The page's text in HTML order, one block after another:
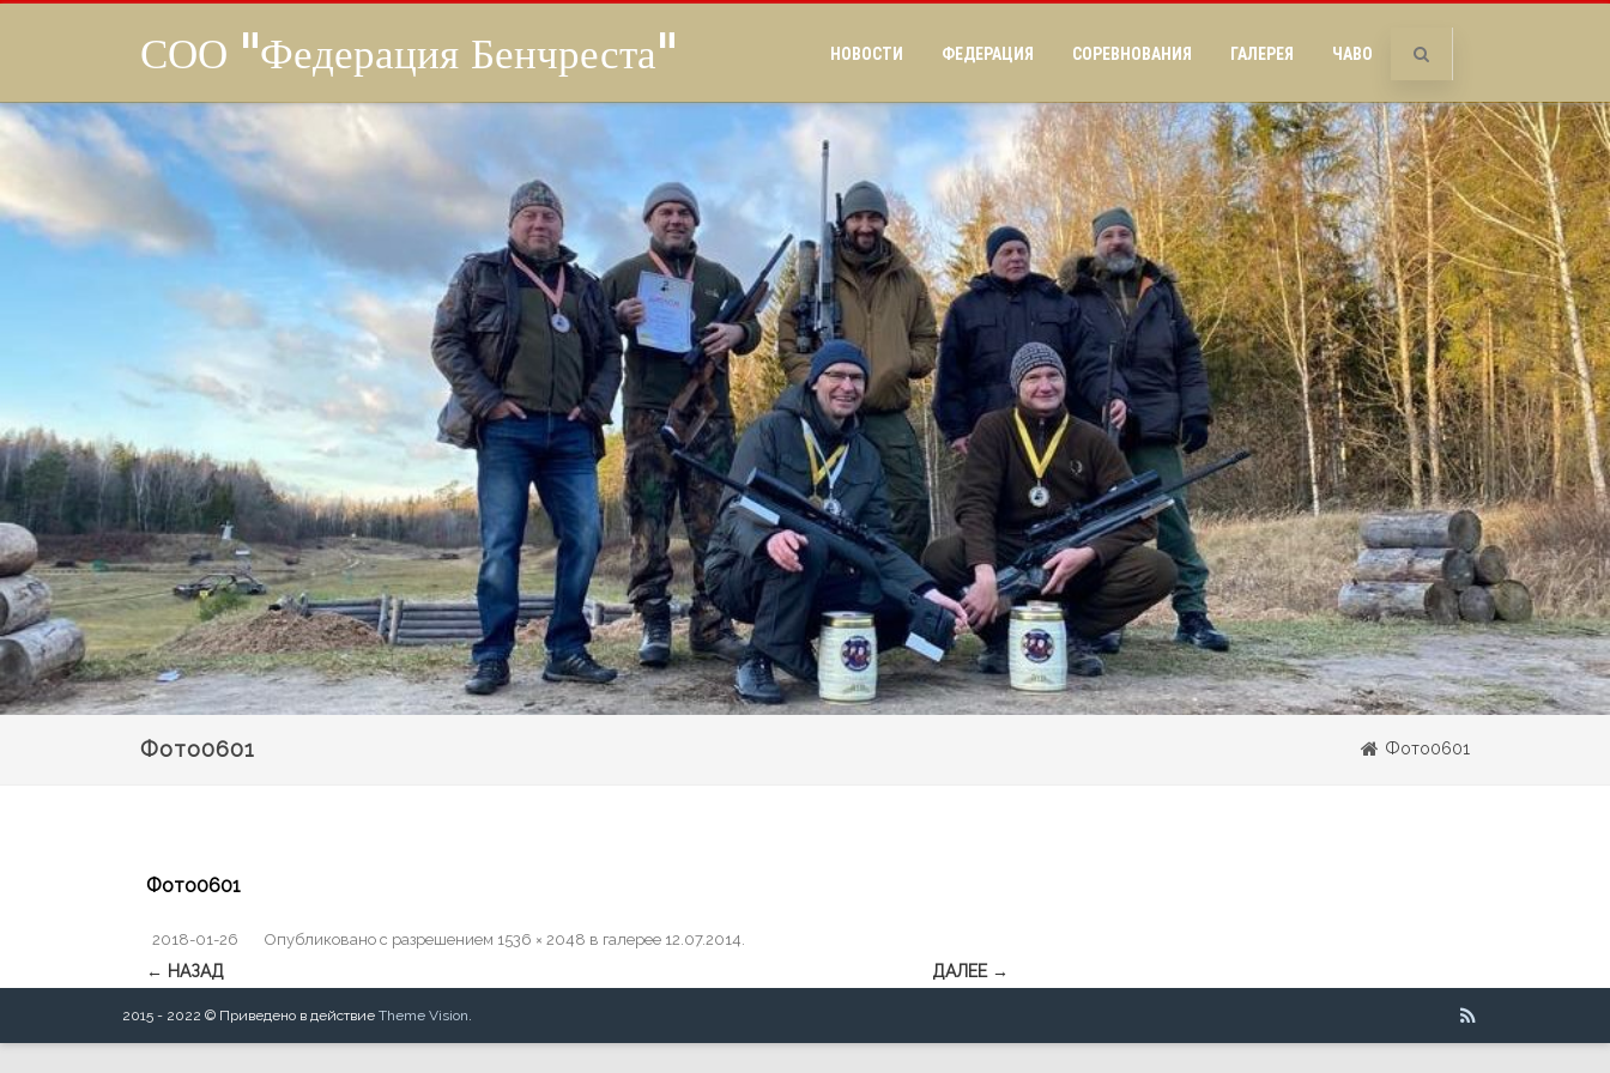
СОО "Федерация Бенчреста" НОВОСТИ ФЕДЕРАЦИЯ СОРЕВНОВАНИЯ ГАЛЕРЕЯ ЧАВО
Фото0601 Фото0601
Фото0601
Опубликовано
2018-01-26 с разрешением 1536 × 2048 в галерее 12.07.2014.
← НАЗАД ДАЛЕЕ →
2015 - 2022 © Приведено в действие Theme Vision.